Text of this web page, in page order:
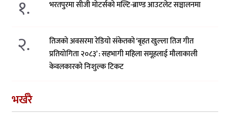
१. भरतपुरमा सीजी मोटर्सको मल्टि-ब्राण्ड आउटलेट सञ्चालनमा
२.
तिजको अवसरमा रेडियो संकेतको ‘बृहत खुल्ला तिज गीत
प्रतियोगिता २०८३’ : सहभागी महिला समूहलाई मौलाकाली
केवलकारको निःशुल्क टिकट
भर्खरै